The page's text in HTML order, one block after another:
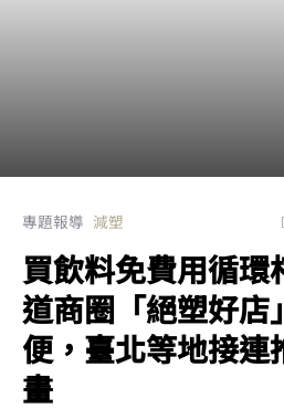
專題報導 減塑
買飲料免費用循環
道商圈「絕塑好店
便，臺北等地接連
畫